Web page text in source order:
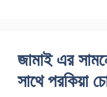
জামাই এর
সাথে পরকিয়া